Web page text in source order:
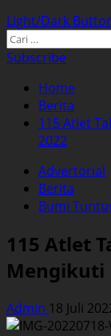
Light/Dark
Cari
untuk:
Subscribe
Home
Berita
115 Atlet
2022
Advertorial
Berita
Bumi
115 Atlet
Mengikuti
Admin 18 Juli